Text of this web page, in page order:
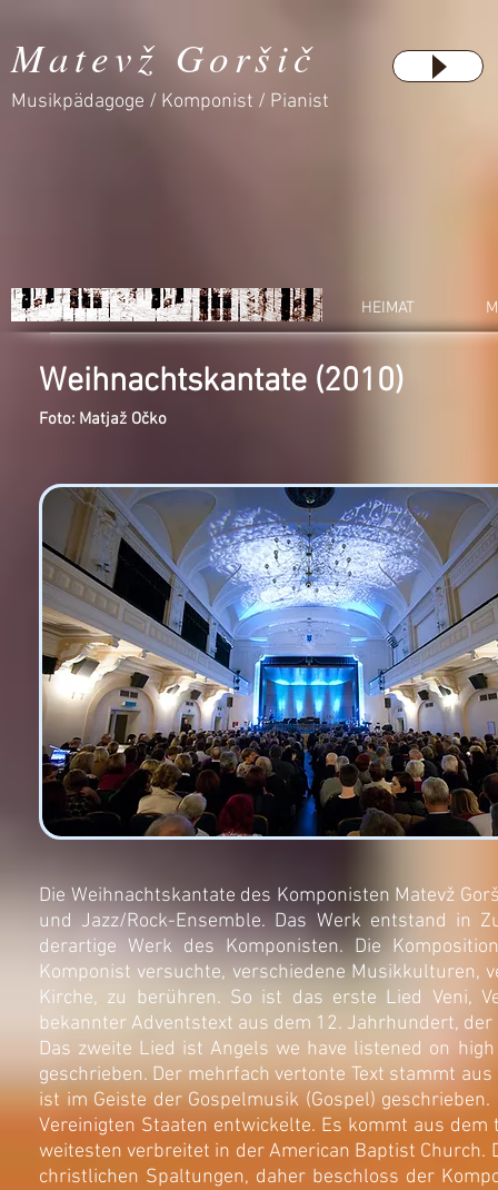
Matevž Goršič
Musikpädagoge / Komponist / Pianist
HEIMAT
Weihnachtskantate (2010)
Foto: Matjaž Očko
Die Weihnachtskantate des Komponisten Matevž
und Jazz/Rock-Ensemble. Das Werk entstand in
derartige Werk des Komponisten. Die
Komponist versuchte, verschiedene Musikkulturen,
Kirche, zu berühren. So ist das erste Lied Veni,
bekannter Adventstext aus dem 12. Jahrhundert,
Das zweite Lied ist Angels we have listened on
geschrieben. Der mehrfach vertonte Text stammt
ist im Geiste der Gospelmusik (Gospel)
Vereinigten Staaten entwickelte. Es kommt aus
weitesten verbreitet in der American Baptist
christlichen Spaltungen, daher beschloss der